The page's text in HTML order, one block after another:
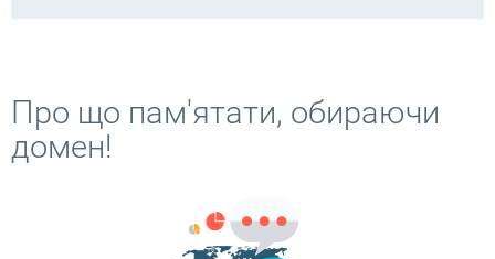
Про що пам'ятати, обираючи
домен!